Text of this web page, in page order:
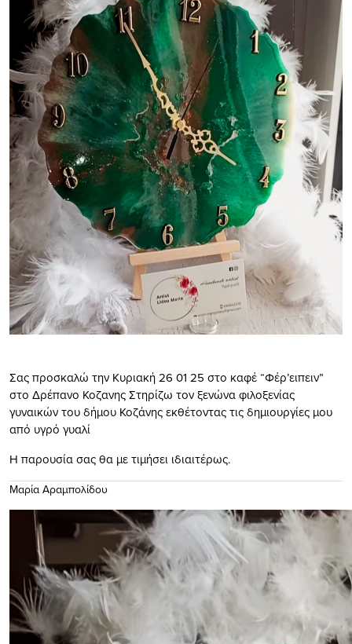
Σας προσκαλώ την Κυριακή 26 01 25 στο καφέ “Φέρ’ειπειν”
στο Δρέπανο Κοζανης Στηρίζω τον ξενώνα φιλοξενίας
γυναικών του δήμου Κοζάνης εκθέτοντας τις δημιουργίες μου
από υγρό γυαλί
Η παρουσία σας θα με τιμήσει ιδιαιτέρως.
Μαρία Αραμπολίδου